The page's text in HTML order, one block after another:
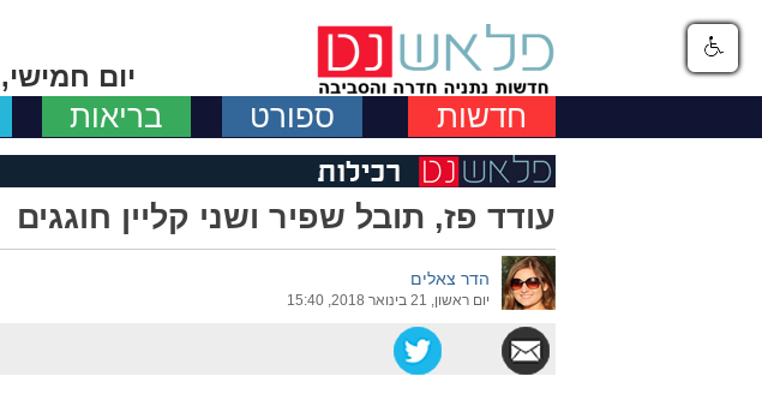
יום חמישי, 6 באוגוסט
חדשות ספורט בריאות
עודד פז, תובל שפיר ושני קליין חוגגים
הדר צאלים
יום ראשון, 21 בינואר 2018, 15:40